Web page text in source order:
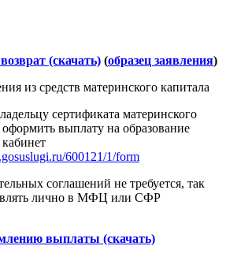
(скачать) (образец заявления)
из средств материнского капитала
сертификата материнского
выплату на образование
600121/1/form
соглашений не требуется, так
лично в МФЦ или СФР
выплаты (скачать)